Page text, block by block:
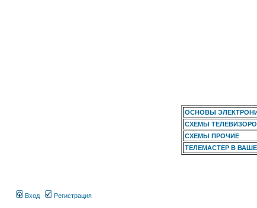
ОСНОВЫ
СХЕМЫ
СХЕМЫ ПРОЧИЕ
ТЕЛЕМАСТЕР В
Вход Регистрация